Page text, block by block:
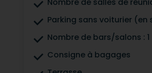
Parking sans voiturier (en
Nombre de bars/salons : 1
Consigne à bagages